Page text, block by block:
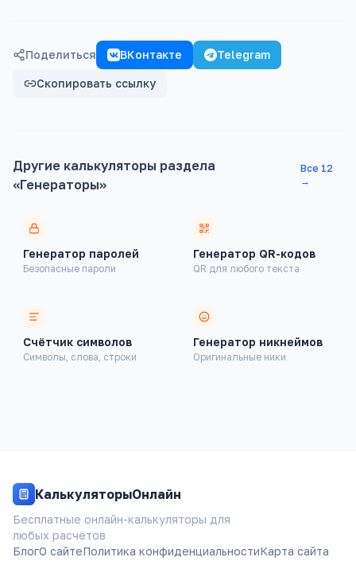
Поделиться ВКонтакте Telegram
Скопировать ссылку
Другие калькуляторы раздела
«Генераторы»
Все 12
→
Генератор паролей
Безопасные пароли
Генератор QR-кодов
QR для любого текста
Счётчик символов
Символы, слова, строки
Генератор никнеймов
Оригинальные ники
КалькуляторыОнлайн
Бесплатные онлайн-калькуляторы для
любых расчётов
БлогО сайтеПолитика конфиденциальностиКарта сайта
Финансовые
Строительство
Генераторы
Дата и время